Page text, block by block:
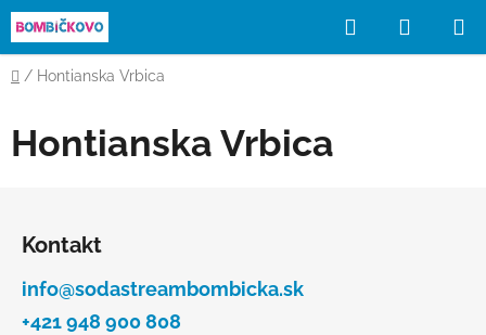
Prejsť
na
obsah
Hľadať
KOŠÍK
Domov
/ Hontianska Vrbica
Hontianska Vrbica
Kontakt
info@sodastreambombicka.sk
+421 948 900 808